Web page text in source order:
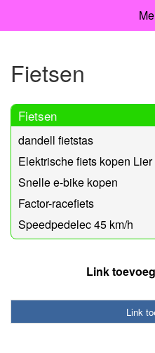
Fietsen
Fietsen
dandell fietstas
Elektrische fiets kopen Lier
Snelle e-bike kopen
Factor-racefiets
Speedpedelec 45 km/h
Link
Link